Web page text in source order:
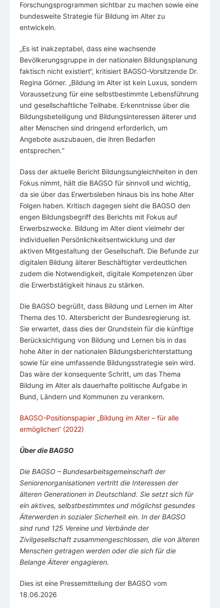
Forschungsprogrammen sichtbar zu machen sowie eine
bundesweite Strategie für Bildung im Alter zu
entwickeln.
„Es ist inakzeptabel, dass eine wachsende
Bevölkerungsgruppe in der nationalen Bildungsplanung
faktisch nicht existiert“, kritisiert BAGSO-Vorsitzende Dr.
Regina Görner. „Bildung im Alter ist kein Luxus, sondern
Voraussetzung für eine selbstbestimmte Lebensführung
und gesellschaftliche Teilhabe. Erkenntnisse über die
Bildungsbeteiligung und Bildungsinteressen älterer und
alter Menschen sind dringend erforderlich, um
Angebote auszubauen, die ihren Bedarfen
entsprechen.“
Dass der aktuelle Bericht Bildungsungleichheiten in den
Fokus nimmt, hält die BAGSO für sinnvoll und wichtig,
da sie über das Erwerbsleben hinaus bis ins hohe Alter
Folgen haben. Kritisch dagegen sieht die BAGSO den
engen Bildungsbegriff des Berichts mit Fokus auf
Erwerbszwecke. Bildung im Alter dient vielmehr der
individuellen Persönlichkeitsentwicklung und der
aktiven Mitgestaltung der Gesellschaft. Die Befunde zur
digitalen Bildung älterer Beschäftigter verdeutlichen
zudem die Notwendigkeit, digitale Kompetenzen über
die Erwerbstätigkeit hinaus zu stärken.
Die BAGSO begrüßt, dass Bildung und Lernen im Alter
Thema des 10. Altersbericht der Bundesregierung ist.
Sie erwartet, dass dies der Grundstein für die künftige
Berücksichtigung von Bildung und Lernen bis in das
hohe Alter in der nationalen Bildungsberichterstattung
sowie für eine umfassende Bildungsstrategie sein wird.
Das wäre der konsequente Schritt, um das Thema
Bildung im Alter als dauerhafte politische Aufgabe in
Bund, Ländern und Kommunen zu verankern.
BAGSO-Positionspapier „Bildung im Alter – für alle
ermöglichen“ (2022)
Über die BAGSO
Die BAGSO – Bundesarbeitsgemeinschaft der
Seniorenorganisationen vertritt die Interessen der
älteren Generationen in Deutschland. Sie setzt sich für
ein aktives, selbstbestimmtes und möglichst gesundes
Älterwerden in sozialer Sicherheit ein. In der BAGSO
sind rund 125 Vereine und Verbände der
Zivilgesellschaft zusammengeschlossen, die von älteren
Menschen getragen werden oder die sich für die
Belange Älterer engagieren.
Dies ist eine Pressemitteilung der BAGSO vom
18.06.2026